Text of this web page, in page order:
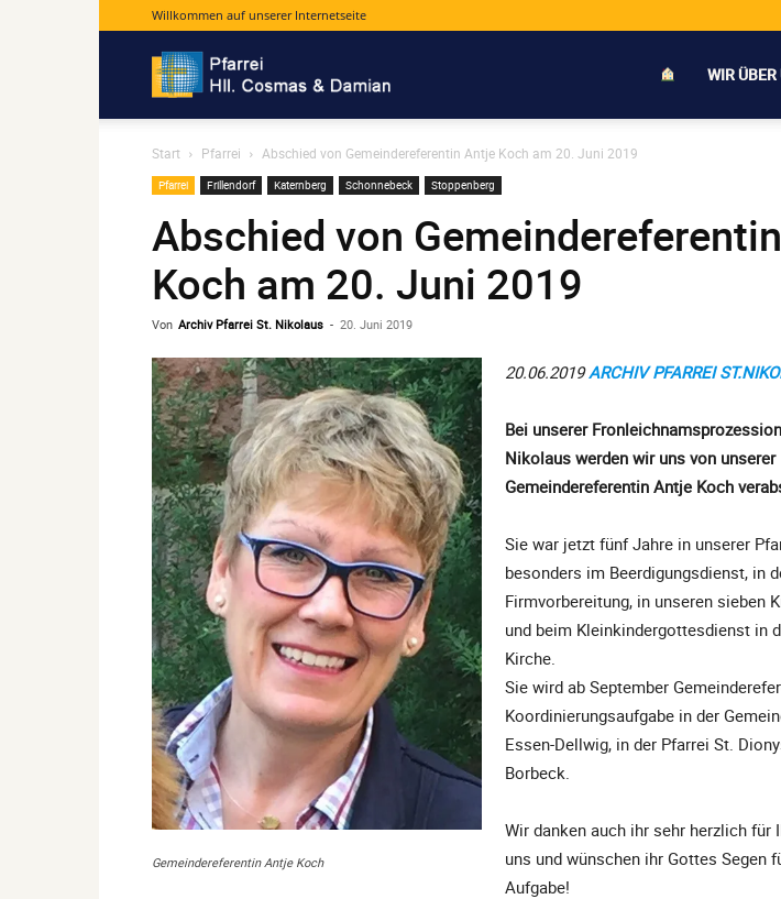
Willkommen auf unserer Internetseite
Hll.
Cosmas
Damian
WIR ÜBER
Start Pfarrei Abschied von Gemeindereferentin Antje Koch am 20. Juni 2019
Pfarrei Frillendorf Katernberg Schonnebeck Stoppenberg
Abschied von
Koch am 20. Juni 2019
Von Archiv Pfarrei St. Nikolaus - 20. Juni 2019
Gemeindereferentin Antje Koch
20.06.2019ARCHIV PFARREI
Bei unserer
Nikolaus werden wir uns von unserer
Gemeindereferentin Antje Koch
Sie war jetzt fünf Jahre in unserer
besonders im Beerdigungsdienst, in
Firmvorbereitung, in unseren sieben
und beim Kleinkindergottesdienst in
Kirche.
Sie wird ab September
Koordinierungsaufgabe in der
Essen-Dellwig, in der Pfarrei St.
Borbeck.
Wir danken auch ihr sehr herzlich für
uns und wünschen ihr Gottes Segen
Aufgabe!